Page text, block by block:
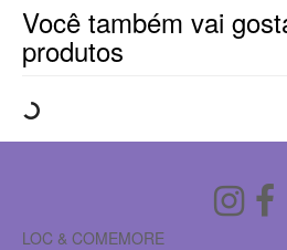
Você também vai
produtos
LOC & COMEMORE